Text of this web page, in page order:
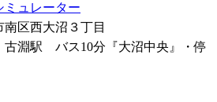
ミュレーター
南区西大沼３丁目
淵駅 バス10分『大沼中央』・停